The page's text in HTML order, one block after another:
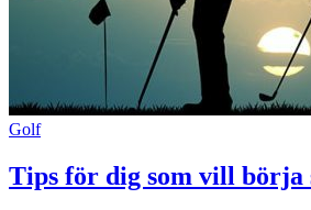
Golf
Tips för dig som vill börja